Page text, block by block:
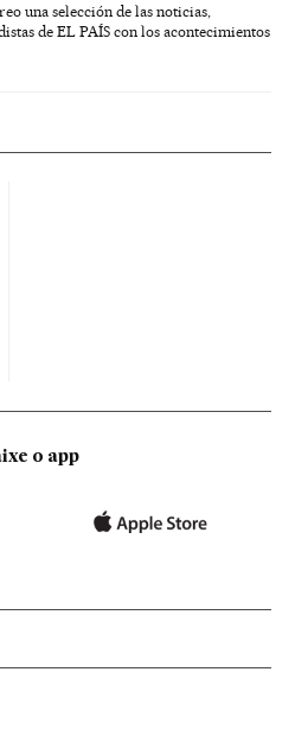
una selección de las noticias,
de EL PAÍS con los acontecimientos
o app